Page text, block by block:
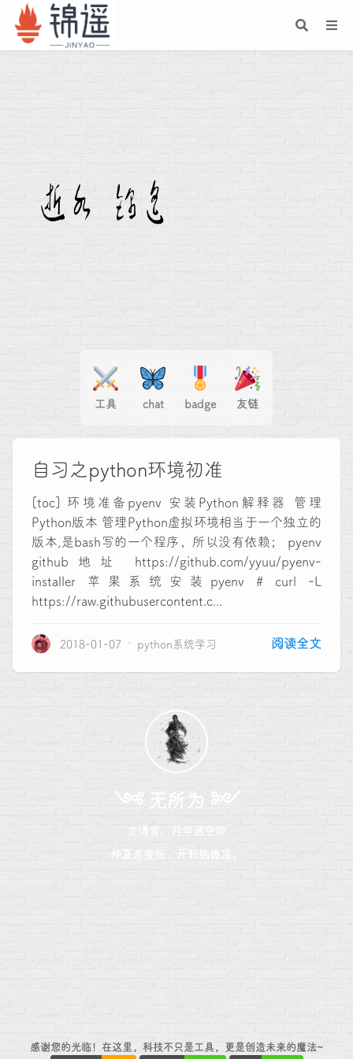
工具 chat badge 友链
自习之python环境初准
[toc] 环境准备pyenv 安装Python解释器 管理
Python版本 管理Python虚拟环境相当于一个独立的
版本,是bash写的一个程序，所以没有依赖； pyenv
github地址 https://github.com/yyuu/pyenv-
installer 苹果系统安装pyenv # curl -L
https://raw.githubusercontent.c...
2018-01-07 python系统学习 阅读全文
༺ 无所为 ༻
立清宵、月华洒空阶
仲夏苦夜短，开轩纳微凉。
感谢您的光临！在这里，科技不只是工具，更是创造未来的魔法~